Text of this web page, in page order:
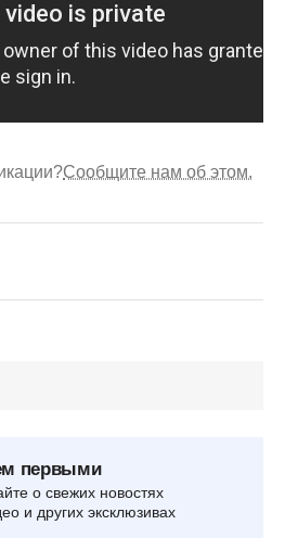
Сообщите нам об этом.
первыми
о свежих новостях
и других эксклюзивах